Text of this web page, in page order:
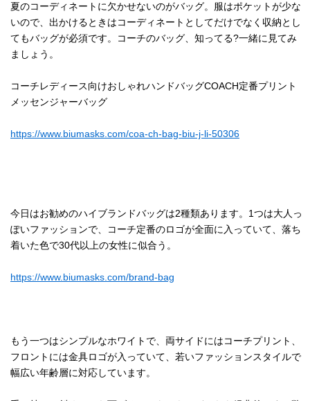
夏のコーディネートに欠かせないのがバッグ。服はポケットが少な
いので、出かけるときはコーディネートとしてだけでなく収納とし
てもバッグが必須です。コーチのバッグ、知ってる?一緒に見てみ
ましょう。
コーチレディース向けおしゃれハンドバッグCOACH定番プリント
メッセンジャーバッグ
https://www.biumasks.com/coa-ch-bag-biu-j-li-50306
今日はお勧めのハイブランドバッグは2種類あります。1つは大人っ
ぽいファッションで、コーチ定番のロゴが全面に入っていて、落ち
着いた色で30代以上の女性に似合う。
https://www.biumasks.com/brand-bag
もう一つはシンプルなホワイトで、両サイドにはコーチプリント、
フロントには金具ロゴが入っていて、若いファッションスタイルで
幅広い年齢層に対応しています。